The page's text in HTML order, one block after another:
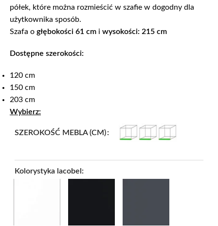
półek, które można rozmieścić w szafie w dogodny dla
użytkownika sposób.
Szafa o głębokości 61 cm i wysokości: 215 cm
Dostępne szerokości:
120 cm
150 cm
203 cm
Wybierz:
SZEROKOŚĆ MEBLA (CM)
Kolorystyka lacobel: